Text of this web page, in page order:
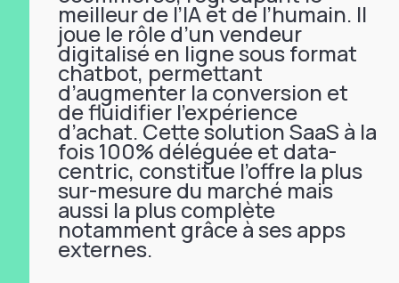
meilleur de l’IA et de l’humain. Il
joue le rôle d’un vendeur
digitalisé en ligne sous format
chatbot, permettant
d’augmenter la conversion et
de fluidifier l’expérience
d’achat. Cette solution SaaS à la
fois 100% déléguée et data-
centric, constitue l’offre la plus
sur-mesure du marché mais
aussi la plus complète
notamment grâce à ses apps
externes.